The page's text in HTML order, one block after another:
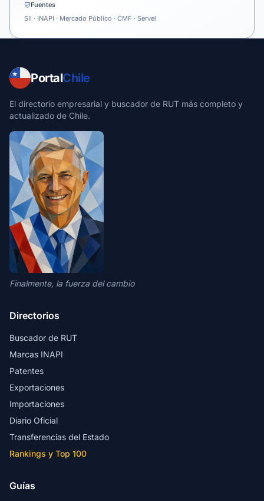
Fuentes
SII · INAPI · Mercado Público · CMF · Servel
PortalChile
El directorio empresarial y buscador de RUT más completo y
actualizado de Chile.
Finalmente, la fuerza del cambio
Directorios
Buscador de RUT
Marcas INAPI
Patentes
Exportaciones
Importaciones
Diario Oficial
Transferencias del Estado
Rankings y Top 100
Guías